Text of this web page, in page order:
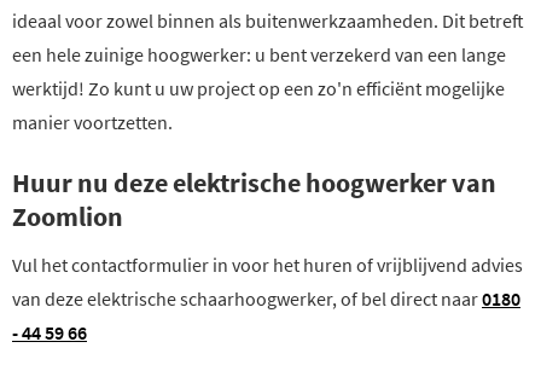
ideaal voor zowel binnen als buitenwerkzaamheden. Dit betreft
een hele zuinige hoogwerker: u bent verzekerd van een lange
werktijd! Zo kunt u uw project op een zo'n efficiënt mogelijke
manier voortzetten.
Huur nu deze elektrische hoogwerker van
Zoomlion
Vul het contactformulier in voor het huren of vrijblijvend advies
van deze elektrische schaarhoogwerker, of bel direct naar0180
- 44 59 66